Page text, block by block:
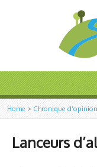
Home >Chronique d’opinion
Lanceurs